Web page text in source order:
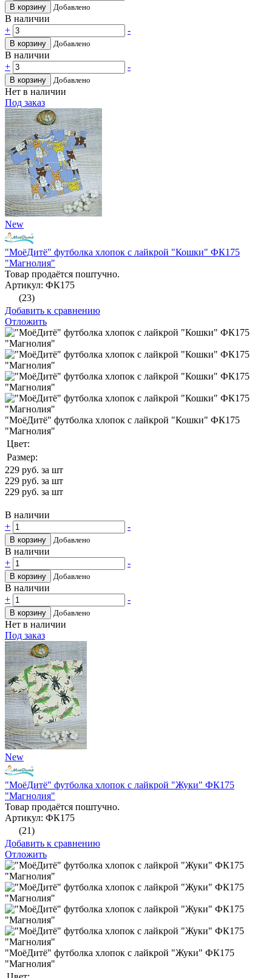
В корзину Добавлено
В наличии
+
-
В корзину Добавлено
В наличии
+
-
В корзину Добавлено
Нет в наличии
Под заказ
New
"МоёДитё" футболка хлопок с лайкрой "Кошки" ФК175
"Магнолия"
Товар продаётся поштучно.
Артикул: ФК175
(23)
Добавить к сравнению
Отложить
"МоёДитё" футболка хлопок с лайкрой "Кошки" ФК175
"Магнолия"
Цвет:
Размер:
229 руб. за шт
229 руб. за шт
229 руб. за шт
В наличии
+
-
В корзину Добавлено
В наличии
+
-
В корзину Добавлено
В наличии
+
-
В корзину Добавлено
Нет в наличии
Под заказ
New
"МоёДитё" футболка хлопок с лайкрой "Жуки" ФК175
"Магнолия"
Товар продаётся поштучно.
Артикул: ФК175
(21)
Добавить к сравнению
Отложить
"МоёДитё" футболка хлопок с лайкрой "Жуки" ФК175
"Магнолия"